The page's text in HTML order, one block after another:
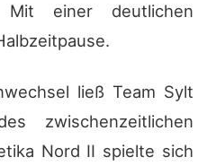
Mit einer deutlichen
ließ Team Sylt
zwischenzeitlichen
Nord II spielte sich